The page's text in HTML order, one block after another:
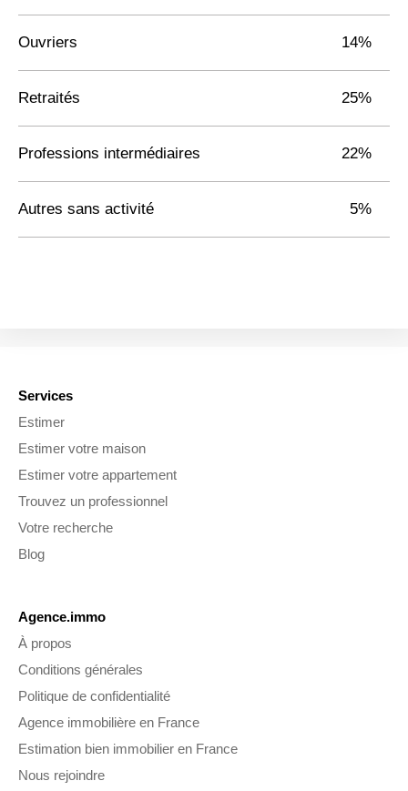
Ouvriers 14%
Retraités 25%
Professions intermédiaires 22%
Autres sans activité 5%
Services
Estimer
Estimer votre maison
Estimer votre appartement
Trouvez un professionnel
Votre recherche
Blog
Agence.immo
À propos
Conditions générales
Politique de confidentialité
Agence immobilière en France
Estimation bien immobilier en France
Nous rejoindre